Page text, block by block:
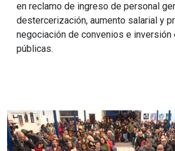
en reclamo de ingreso de personal
destercerización, aumento salarial y
negociación de convenios e inversión
públicas.
Imagen